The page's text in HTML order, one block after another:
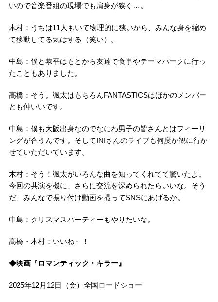
いので音楽番組の現場でも肩身が狭く…。
木村：うちは11人もいて物理的に狭いから、みんな身を縮め
て移動してる気はする（笑い）。
中島：僕と恭平はもとから友達で食事やテーマパークに行っ
たこともありました。
高橋：そう。颯太はもちろんFANTASTICSはほかのメンバー
とも仲いいです。
中島：僕も大阪出身なのでなにわ男子の皆さんとはフィーリ
ングが合うんです。そしてINIさんのライブも何度か観に行か
せていただいています。
木村：そう！颯太がいろんな曲を知ってくれてて驚いたよ。
今回の共演を機に、さらに交流を深められたらいいな。そう
だ、みんなで振り付け動画を撮ってSNSにあげるか。
中島：クリスマスパーティーもやりたいな。
高橋・木村：いいね～！
◆映画『ロマンティック・キラー』
2025年12月12日（金）全国ロードショー